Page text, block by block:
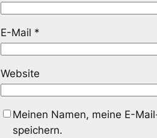
E-Mail *
Website
Meinen Namen, meine E-
speichern.